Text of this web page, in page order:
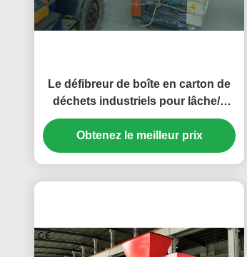
Le défibreur de boîte en carton de
déchets industriels pour lâche/a
emballé le type vieux vêtements
Obtenez le meilleur prix